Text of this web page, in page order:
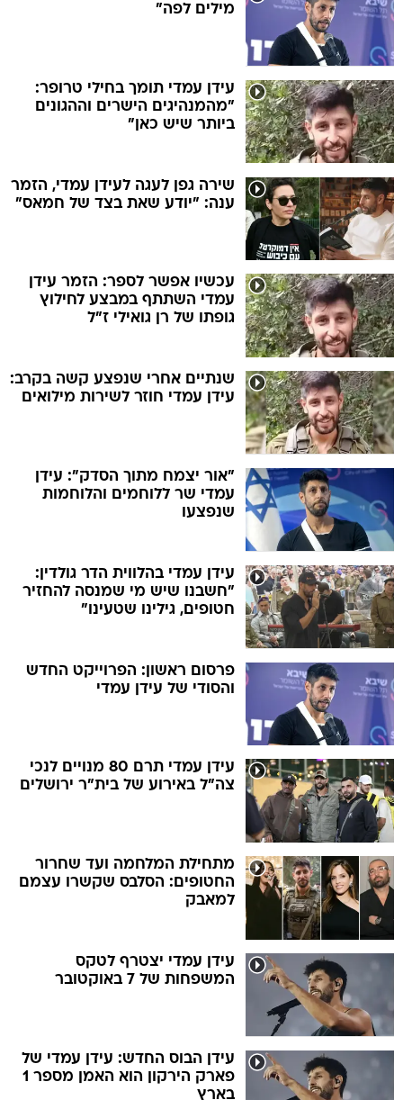
מילים לפה"
עידן עמדי תומך בחילי טרופר:
"מהמנהיגים הישרים וההגונים
ביותר שיש כאן"
שירה גפן לעגה לעידן עמדי, הזמר
ענה: "יודע שאת בצד של חמאס"
עכשיו אפשר לספר: הזמר עידן
עמדי השתתף במבצע לחילוץ
גופתו של רן גואילי ז"ל
שנתיים אחרי שנפצע קשה בקרב:
עידן עמדי חוזר לשירות מילואים
"אור יצמח מתוך הסדק": עידן
עמדי שר ללוחמים והלוחמות
שנפצעו
עידן עמדי בהלווית הדר גולדין:
"חשבנו שיש מי שמנסה להחזיר
חטופים, גילינו שטעינו"
פרסום ראשון: הפרוייקט החדש
והסודי של עידן עמדי
עידן עמדי תרם 80 מנויים לנכי
צה"ל באירוע של בית"ר ירושלים
מתחילת המלחמה ועד שחרור
החטופים: הסלבס שקשרו עצמם
למאבק
עידן עמדי יצטרף לטקס
המשפחות של 7 באוקטובר
עידן הבוס החדש: עידן עמדי של
פארק הירקון הוא האמן מספר 1
בארץ